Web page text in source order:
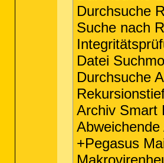
Durchsuche
Suche nach
Datei
Durchsuche
Archiv Smart
+Pegasus